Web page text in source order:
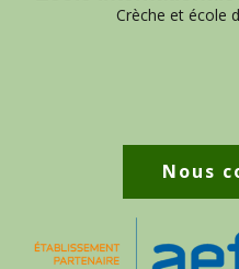
Crèche et école
Nous